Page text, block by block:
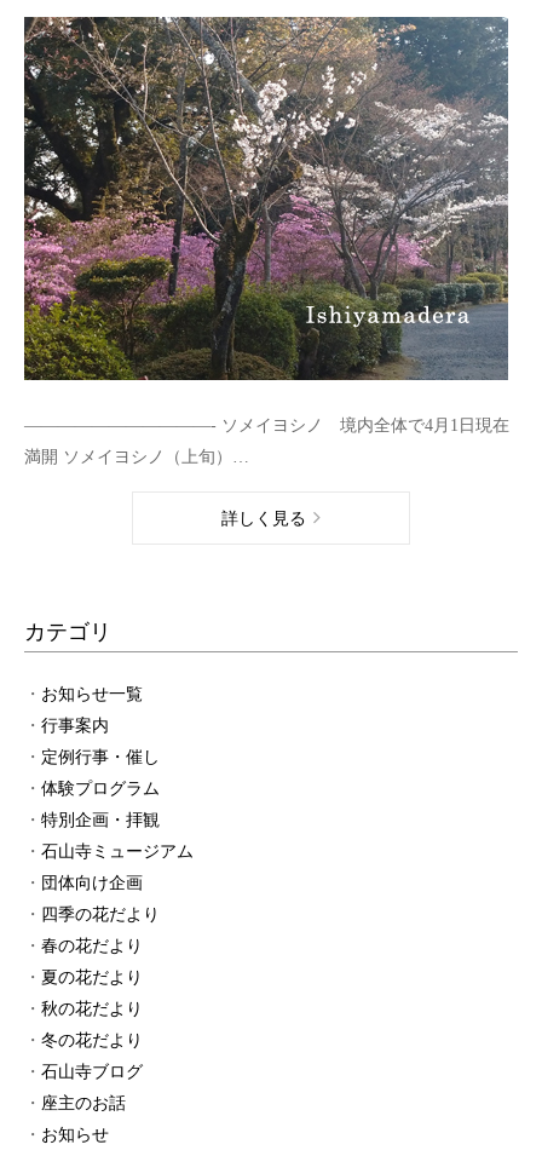
———————————- ソメイヨシノ 境内全体で4月1日現在
満開 ソメイヨシノ（上旬）…
詳しく見る
カテゴリ
お知らせ一覧
行事案内
定例行事・催し
体験プログラム
特別企画・拝観
石山寺ミュージアム
団体向け企画
四季の花だより
春の花だより
夏の花だより
秋の花だより
冬の花だより
石山寺ブログ
座主のお話
お知らせ